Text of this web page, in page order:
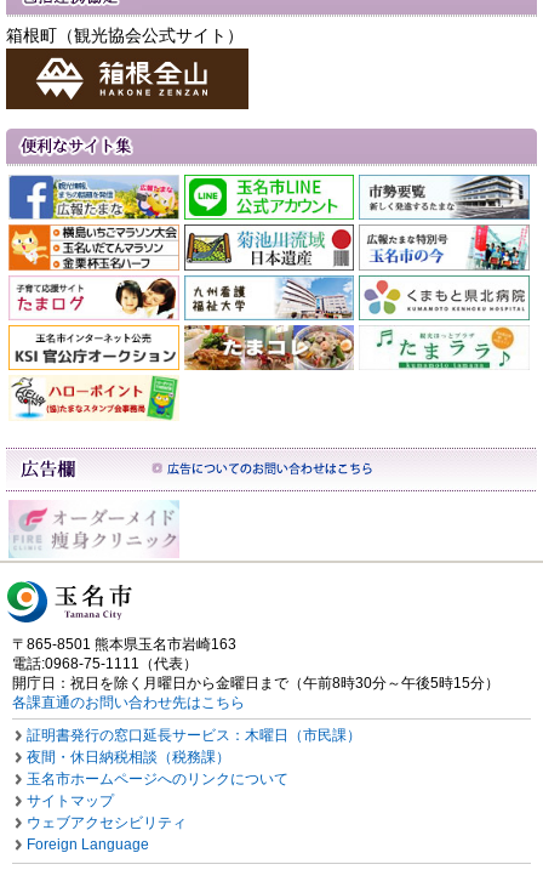
箱根町（観光協会公式サイト）
〒865-8501 熊本県玉名市岩崎163
電話:0968-75-1111（代表）
開庁日：祝日を除く月曜日から金曜日まで（午前8時30分～午後5時15分）
各課直通のお問い合わせ先はこちら
証明書発行の窓口延長サービス：木曜日（市民課）
夜間・休日納税相談（税務課）
玉名市ホームページへのリンクについて
サイトマップ
ウェブアクセシビリティ
Foreign Language